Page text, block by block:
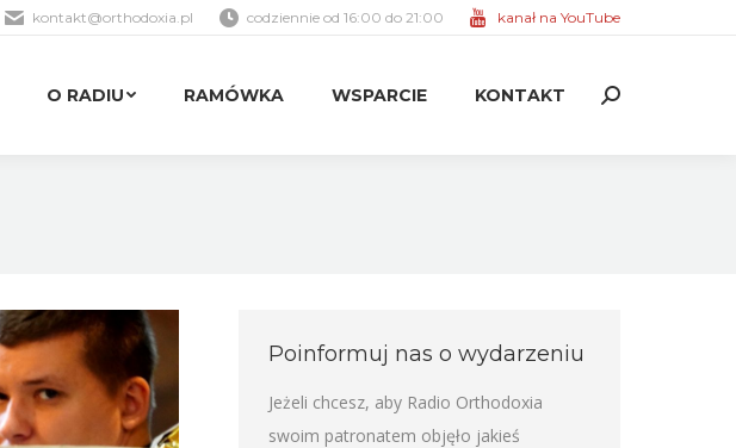
kontakt@orthodoxia.pl codziennie od 16:00 do 21:00 kanał na YouTube
O RADIU RAMÓWKA WSPARCIE KONTAKT Search:
Poinformuj nas o wydarzeniu
Jeżeli chcesz, aby Radio Orthodoxia
swoim patronatem objęło jakieś